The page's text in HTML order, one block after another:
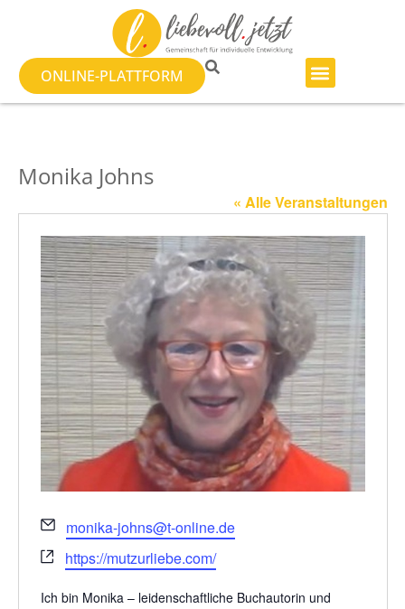
ONLINE-PLATTFORM
Monika Johns
« Alle Veranstaltungen
Email
monika-johns@t-online.de
Webseite
https://mutzurliebe.com/
Ich bin Monika – leidenschaftliche Buchautorin und